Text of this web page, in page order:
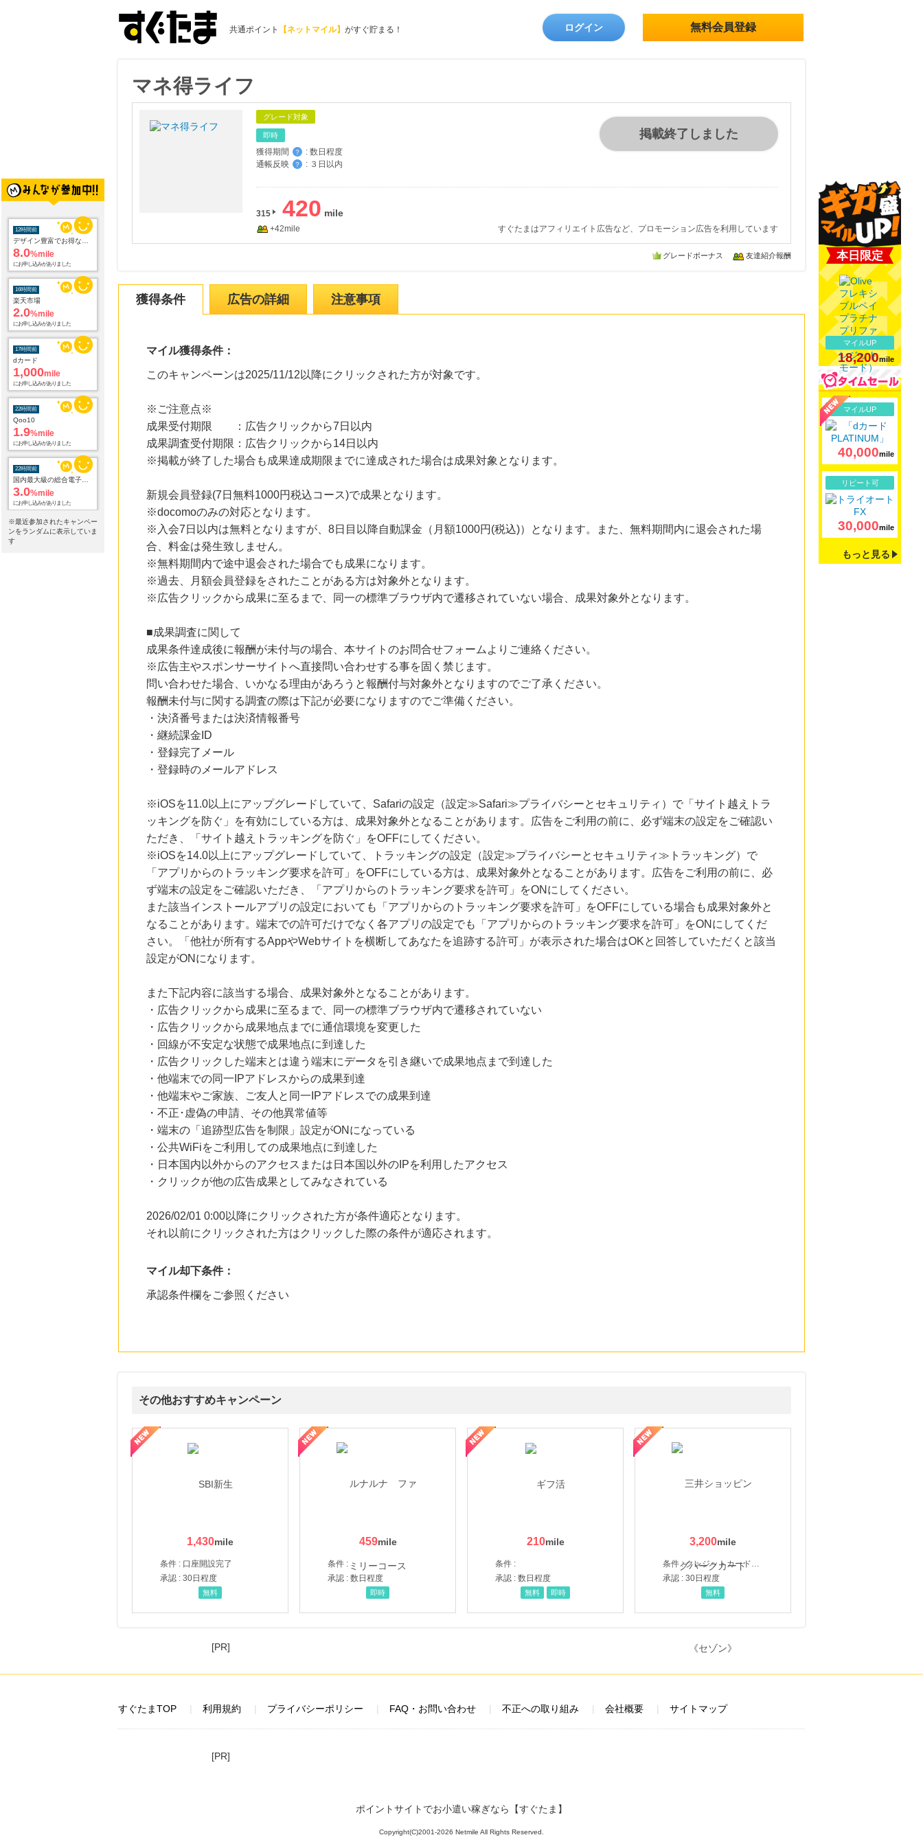
共通ポイント 【ネットマイル】 がすぐ貯まる！ ログイン 無料会員登録
デザイン豊富でお得な電報サービス【VERY CARD】
8.0
にお申し込みがありました
楽天市場
2.0
にお申し込みがありました
dカード
1,000
にお申し込みがありました
Qoo10
1.9
にお申し込みがありました
国内最大級の総合電子書籍ストア ブックライブ
3.0
にお申し込みがありました
22時間前
Yahoo!ショッピング
※最近参加されたキャンペー
ンをランダムに表示していま
す
マネ得ライフ
グレード対象
即時
獲得期間 ？ : 数日程度
通帳反映
？ : ３日以内
掲載終了しました
315 420
+42mile すぐたまはアフィリエイト広告など、プロモーション広告を利用しています
グレードボーナス 友達紹介報酬
獲得条件 広告の詳細 注意事項
マイル獲得条件：
このキャンペーンは2025/11/12以降にクリックされた方が対象です。
※ご注意点※
成果受付期限 ：広告クリックから7日以内
成果調査受付期限：広告クリックから14日以内
※掲載が終了した場合も成果達成期限までに達成された場合は成果対象となります。
新規会員登録(7日無料1000円税込コース)で成果となります。
※docomoのみの対応となります。
※入会7日以内は無料となりますが、8日目以降自動課金（月額1000円(税込)）となります。また、無料期間内に退会された場
合、料金は発生致しません。
※無料期間内で途中退会された場合でも成果になります。
※過去、月額会員登録をされたことがある方は対象外となります。
※広告クリックから成果に至るまで、同一の標準ブラウザ内で遷移されていない場合、成果対象外となります。
■成果調査に関して
成果条件達成後に報酬が未付与の場合、本サイトのお問合せフォームよりご連絡ください。
※広告主やスポンサーサイトへ直接問い合わせする事を固く禁じます。
問い合わせた場合、いかなる理由があろうと報酬付与対象外となりますのでご了承ください。
報酬未付与に関する調査の際は下記が必要になりますのでご準備ください。
・決済番号または決済情報番号
・継続課金ID
・登録完了メール
・登録時のメールアドレス
※iOSを11.0以上にアップグレードしていて、Safariの設定（設定≫Safari≫プライバシーとセキュリティ）で「サイト越えトラ
ッキングを防ぐ」を有効にしている方は、成果対象外となることがあります。広告をご利用の前に、必ず端末の設定をご確認い
ただき、「サイト越えトラッキングを防ぐ」をOFFにしてください。
※iOSを14.0以上にアップグレードしていて、トラッキングの設定（設定≫プライバシーとセキュリティ≫トラッキング）で
「アプリからのトラッキング要求を許可」をOFFにしている方は、成果対象外となることがあります。広告をご利用の前に、必
ず端末の設定をご確認いただき、「アプリからのトラッキング要求を許可」をONにしてください。
また該当インストールアプリの設定においても「アプリからのトラッキング要求を許可」をOFFにしている場合も成果対象外と
なることがあります。端末での許可だけでなく各アプリの設定でも「アプリからのトラッキング要求を許可」をONにしてくだ
さい。「他社が所有するAppやWebサイトを横断してあなたを追跡する許可」が表示された場合はOKと回答していただくと該当
設定がONになります。
また下記内容に該当する場合、成果対象外となることがあります。
・広告クリックから成果に至るまで、同一の標準ブラウザ内で遷移されていない
・広告クリックから成果地点までに通信環境を変更した
・回線が不安定な状態で成果地点に到達した
・広告クリックした端末とは違う端末にデータを引き継いで成果地点まで到達した
・他端末での同一IPアドレスからの成果到達
・他端末やご家族、ご友人と同一IPアドレスでの成果到達
・不正･虚偽の申請、その他異常値等
・端末の「追跡型広告を制限」設定がONになっている
・公共WiFiをご利用しての成果地点に到達した
・日本国内以外からのアクセスまたは日本国以外のIPを利用したアクセス
・クリックが他の広告成果としてみなされている
2026/02/01 0:00以降にクリックされた方が条件適応となります。
それ以前にクリックされた方はクリックした際の条件が適応されます。
マイル却下条件：
承認条件欄をご参照ください
その他おすすめキャンペーン
1,430
条件 : 口座開設完了
承認 : 30日程度
無料
459
条件 :
承認 : 数日程度
即時
210
条件 :
承認 : 数日程度
無料 即時
3,200
条件 : クレジットカード申込・発券
承認 : 30日程度
三井ショッピングパークカード《セゾン》
無料
本日限定
マイルUP
18,200mile
マイルUP
40,000mile
リピート可
30,000mile
もっと見る
[PR]
すぐたまTOP 利用規約 プライバシーポリシー FAQ・お問い合わせ 不正への取り組み 会社概要 サイトマップ
[PR]
ポイントサイトでお小遣い稼ぎなら【すぐたま】
Copyright(C)2001-2026 Netmile All Rights Reserved.